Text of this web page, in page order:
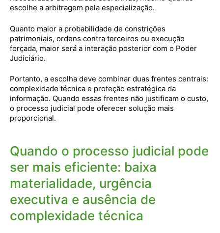
escolhe a arbitragem pela especialização.
Quanto maior a probabilidade de constrições
patrimoniais, ordens contra terceiros ou execução
forçada, maior será a interação posterior com o Poder
Judiciário.
Portanto, a escolha deve combinar duas frentes centrais:
complexidade técnica e proteção estratégica da
informação. Quando essas frentes não justificam o custo,
o processo judicial pode oferecer solução mais
proporcional.
Quando o processo judicial pode
ser mais eficiente: baixa
materialidade, urgência
executiva e ausência de
complexidade técnica